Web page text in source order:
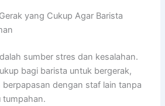
yang Cukup Agar Barista
sumber stres dan kesalahan.
bagi barista untuk bergerak,
dengan staf lain tanpa
tumpahan.